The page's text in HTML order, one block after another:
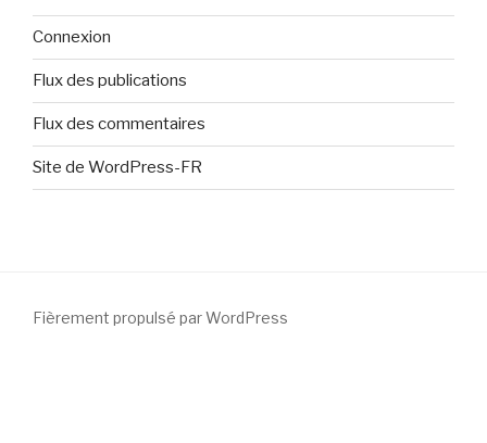
Connexion
Flux des publications
Flux des commentaires
Site de WordPress-FR
Fièrement propulsé par WordPress